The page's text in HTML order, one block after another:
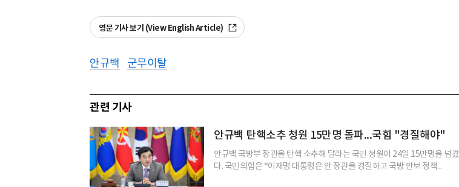
영문 기사 보기 (View English Article)
안규백 군무이탈
관련 기사
안규백 탄핵소추 청원 15만명 돌파...국힘 "경질해야"
안규백 국방부 장관을 탄핵 소추해 달라는 국민 청원이 24일 15만명을 넘겼
다. 국민의힘은 “이재명 대통령은 안 장관을 경질하고 국방 안보 정책...